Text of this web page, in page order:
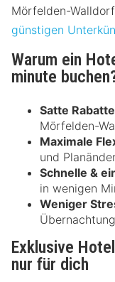
Mörfelden-
günstigen
Warum ein
minute
Satte
Mörfelden-
Maximale
und
Schnelle &
in wenigen
Weniger
Exklusive
nur für dich